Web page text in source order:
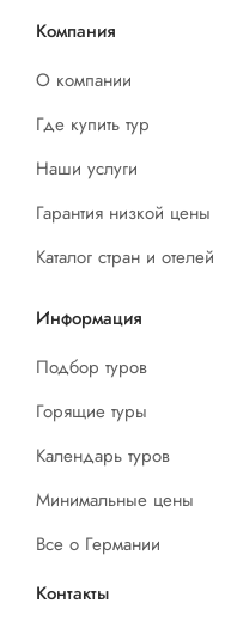
Компания
О компании
Где купить тур
Наши услуги
Гарантия низкой цены
Каталог стран и отелей
Информация
Подбор туров
Горящие туры
Календарь туров
Минимальные цены
Все о Германии
Контакты